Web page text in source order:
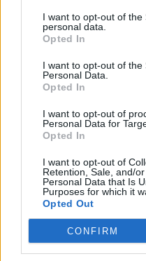
I want to opt-out of the
personal data.
Opted In
I want to opt-out of the
Personal Data.
Opted In
I want to opt-out of
Personal Data for
Opted In
I want to opt-out of
Retention, Sale, and/
Personal Data that Is
Purposes for which it
Opted Out
CONFIRM
Wet look με
και ροκ